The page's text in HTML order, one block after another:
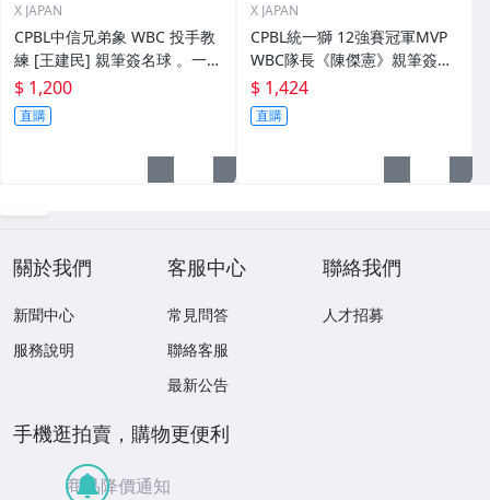
X JAPAN
CPBL中信兄弟象 WBC 投手教
練 [王建民] 親筆簽名球 。一般
空白簽名棒球上.1
$ 1,200
直購
X JAPAN
CPBL統一獅 12強賽冠軍MVP
WBC隊長《陳傑憲》親筆簽名
球。一般空白簽名棒球上.1
$ 1,424
直購
關於我們
新聞中心
服務說明
客服中心
常見問答
聯絡客服
最新公告
聯絡我們
人才招募
手機逛拍賣，購物更便利
商品降價通知